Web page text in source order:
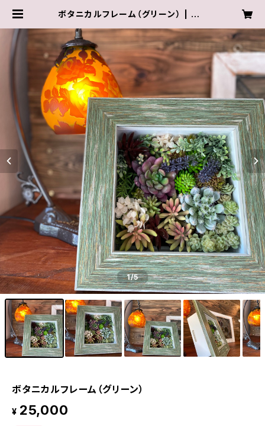
ボタニカルフレーム（グリーン） | アト
1/5
ボタニカルフレーム（グリーン）
¥ 25,000